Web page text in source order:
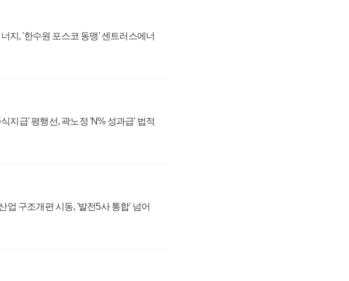
지, '한수원 포스코 동맹' 센트러스에너
지급' 평행선, 곽노정 'N% 성과급' 법적
업 구조개편 시동, '발전5사 통합' 넘어